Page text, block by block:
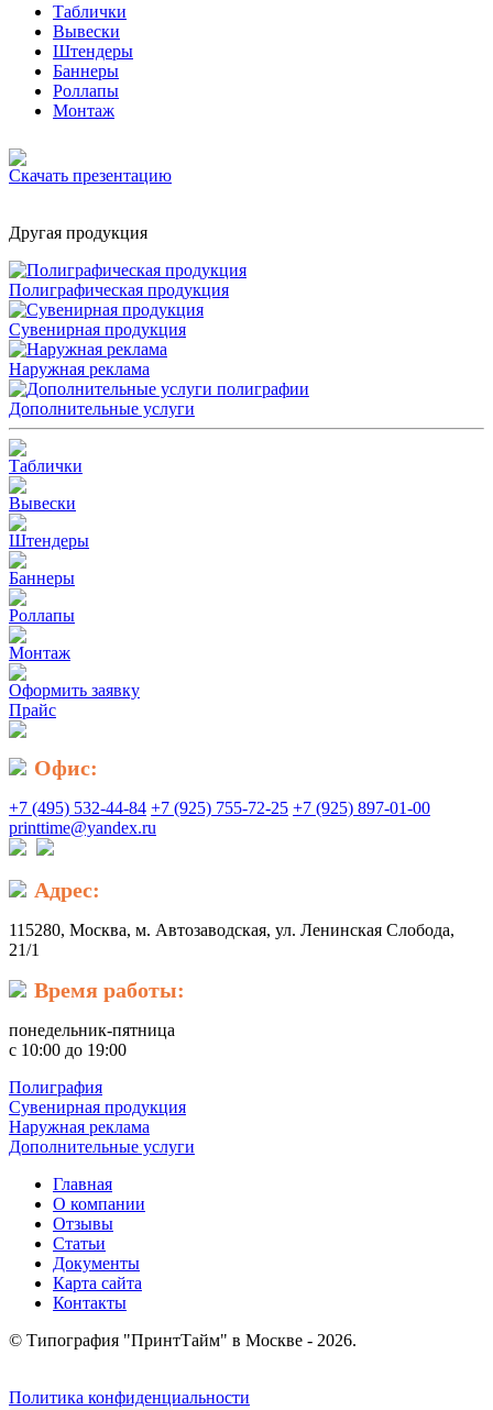
Таблички
Вывески
Штендеры
Баннеры
Роллапы
Монтаж
Скачать презентацию
Другая продукция
Полиграфическая продукция
Сувенирная продукция
Наружная реклама
Дополнительные услуги
Таблички
Вывески
Штендеры
Баннеры
Роллапы
Монтаж
Оформить заявку
Прайс
Офис:
+7 (495) 532-44-84 +7 (925) 755-72-25 +7 (925) 897-01-00
printtime@yandex.ru
Адрес:
115280, Москва, м. Автозаводская, ул. Ленинская Слобода,
21/1
Время работы:
понедельник-пятница
с 10:00 до 19:00
Полиграфия
Сувенирная продукция
Наружная реклама
Дополнительные услуги
Главная
О компании
Отзывы
Статьи
Документы
Карта сайта
Контакты
© Типография "ПринтТайм" в Москве - 2026.
Политика конфиденциальности